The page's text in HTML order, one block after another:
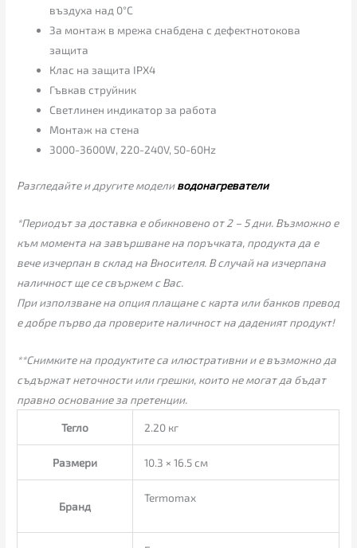
въздуха над 0°C
За монтаж в мрежа снабдена с дефектнотокова
защита
Клас на защита IPX4
Гъвкав струйник
Светлинен индикатор за работа
Монтаж на стена
3000-3600W, 220-240V, 50-60Hz
Разгледайте и другите моделиводонагреватели
*Периодът за доставка е обикновено от 2 – 5 дни. Възможно е
към момента на завършване на поръчката, продукта да е
вече изчерпан в склад на Вносителя. В случай на изчерпана
наличност ще се свържем с Вас.
При използване на опция плащане с карта или банков превод
е добре първо да проверите наличност на даденият продукт!
**Снимките на продуктите са илюстративни и е възможно да
съдържат неточности или грешки, които не могат да бъдат
правно основание за претенции.
Тегло 2.20 кг
Размери 10.3 × 16.5 см
Бранд
Termomax